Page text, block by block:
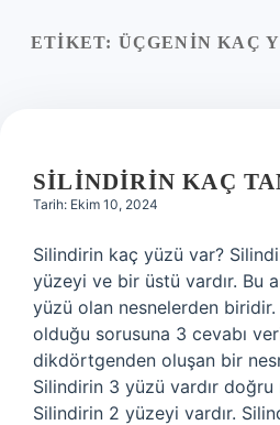
Yasal Uyarı
ETIKET: ÜÇGENIN KAÇ
SILINDIRIN KAÇ
Tarih: Ekim 10, 2024
Silindirin kaç yüzü var?
yüzeyi ve bir üstü vardır. Bu
yüzü olan nesnelerden
olduğu sorusuna 3 cevabı
dikdörtgenden oluşan bir
Silindirin 3 yüzü vardır doğru
Silindirin 2 yüzeyi vardır.